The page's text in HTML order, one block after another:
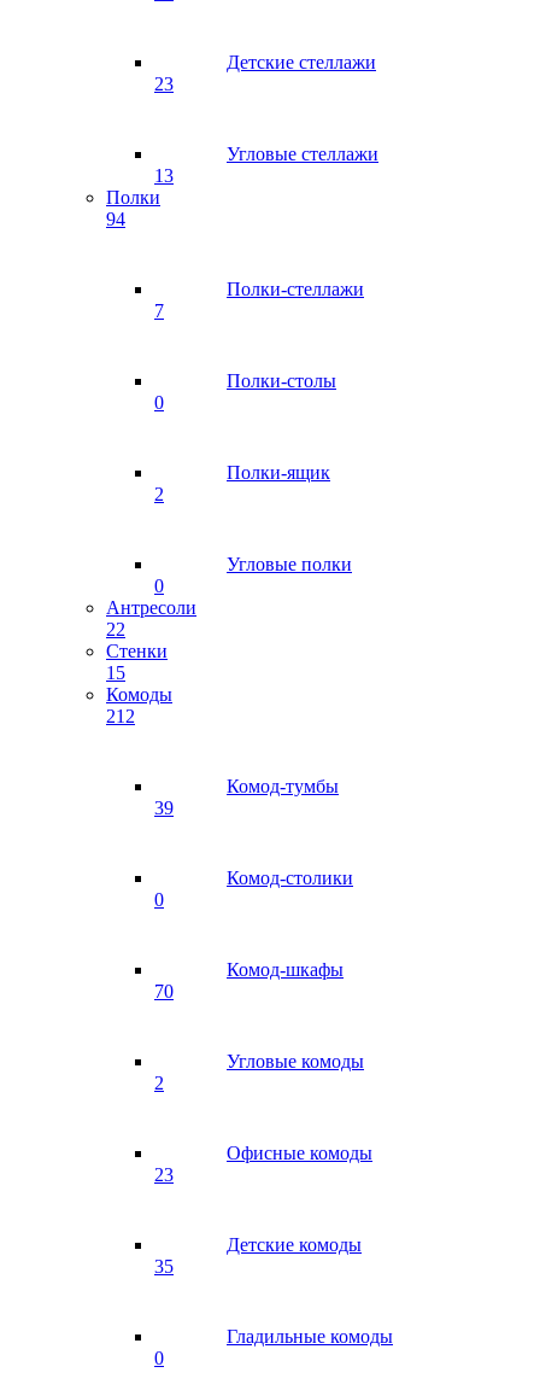
Детские стеллажи
23
Угловые стеллажи
13
Полки
94
Полки-стеллажи
7
Полки-столы
0
Полки-ящик
2
Угловые полки
0
Антресоли
22
Стенки
15
Комоды
212
Комод-тумбы
39
Комод-столики
0
Комод-шкафы
70
Угловые комоды
2
Офисные комоды
23
Детские комоды
35
Гладильные комоды
0